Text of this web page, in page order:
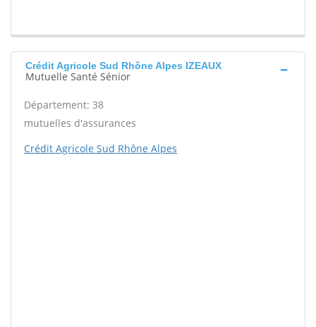
Crédit Agricole Sud Rhône Alpes IZEAUX
Mutuelle Santé Sénior
Département: 38
mutuelles d'assurances
Crédit Agricole Sud Rhône Alpes